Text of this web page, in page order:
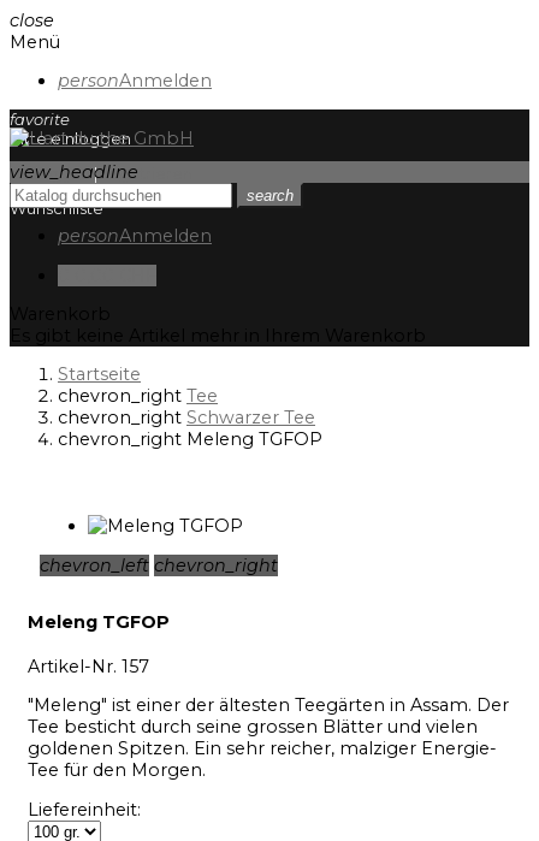
close
Menü
personAnmelden
favorite
bitte einloggen
einloggen|registrieren
view_headline
search
personAnmelden
Startseite
chevron_right Tee
chevron_right Schwarzer Tee
chevron_right Meleng TGFOP
chevron_left chevron_right
Meleng TGFOP
Artikel-Nr. 157
"Meleng" ist einer der ältesten Teegärten in Assam. Der
Tee besticht durch seine grossen Blätter und vielen
goldenen Spitzen. Ein sehr reicher, malziger Energie-
Tee für den Morgen.
Liefereinheit: